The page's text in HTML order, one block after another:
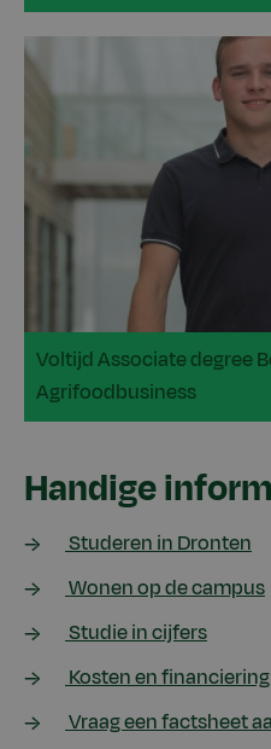
Voltijd Associate degree
Agrifoodbusiness
Handige
Studeren in Dronten
Wonen op de campus
Studie in cijfers
Kosten en financiering
Vraag een factsheet